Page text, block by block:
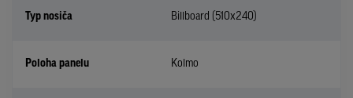
Typ nosiča Billboard (510x240)
Poloha panelu Kolmo